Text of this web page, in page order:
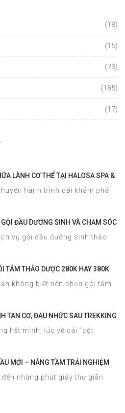
(18)
(15)
(73)
(185)
(17)
LÀNH CƠ THỂ TẠI HALOSA SPA &
hành trình dài khám phá
ĐẦU DƯỠNG SINH VÀ CHĂM SÓC
vụ gội đầu dưỡng sinh thảo
TẮM THẢO DƯỢC 280K HAY 380K
không biết nên chọn gói tắm
TAN CƠ, ĐAU NHỨC SAU TREKKING
hết mình, lúc về cái "cột
MỚI – NÂNG TẦM TRẢI NGHIỆM
HALOSA SPA & MASSAGE
đến những phút giây thư giãn